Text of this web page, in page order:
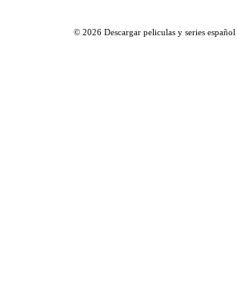
© 2026 Descargar peliculas y series